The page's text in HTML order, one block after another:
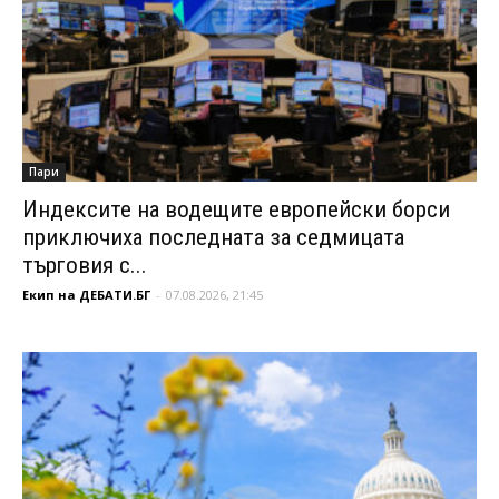
Пари
Индексите на водещите европейски борси
приключиха последната за седмицата
търговия с...
Екип на ДЕБАТИ.БГ - 07.08.2026, 21:45